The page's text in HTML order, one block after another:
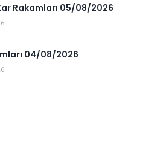
Rakamları 05/08/2026
04/08/2026